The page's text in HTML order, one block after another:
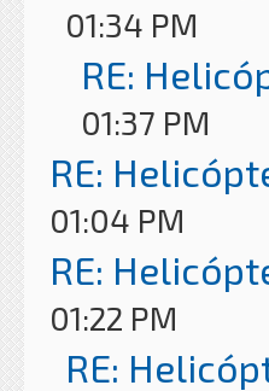
01:34 PM
RE:
01:37 PM
RE:
01:04 PM
RE:
01:22 PM
RE: